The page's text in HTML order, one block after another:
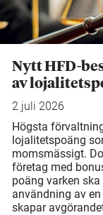
Nytt HFD-
av
2 juli 2026
Högsta
lojalitetspoäng
momsmässigt.
företag med
poäng varken
användning av
skapar